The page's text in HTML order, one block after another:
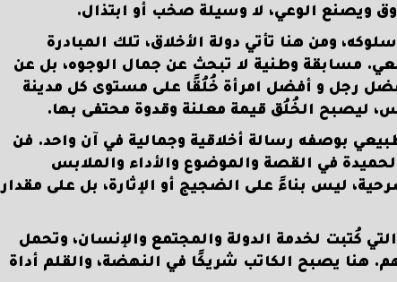
ويصنع الوعي، لا وسيلة صخب أو ابتذال.
ومن هنا تأتي دولة الأخلاق، تلك المبادرة
مسابقة وطنية لا تبحث عن جمال الوجوه، بل عن
أفضل رجل و أفضل امرأة خُلُقًا على مستوى كل مدينة
ليصبح الخُلُق قيمة معلنة وقدوة محتفى بها.
بوصفه رسالة أخلاقية وجمالية في آن واحد. فن
في القصة والموضوع والأداء والملابس
ليس بناءً على الضجيج أو الإثارة، بل على مقدار
كُتبت لخدمة الدولة والمجتمع والإنسان، وتحمل
يصبح الكاتب شريكًا في النهضة، والقلم أداة